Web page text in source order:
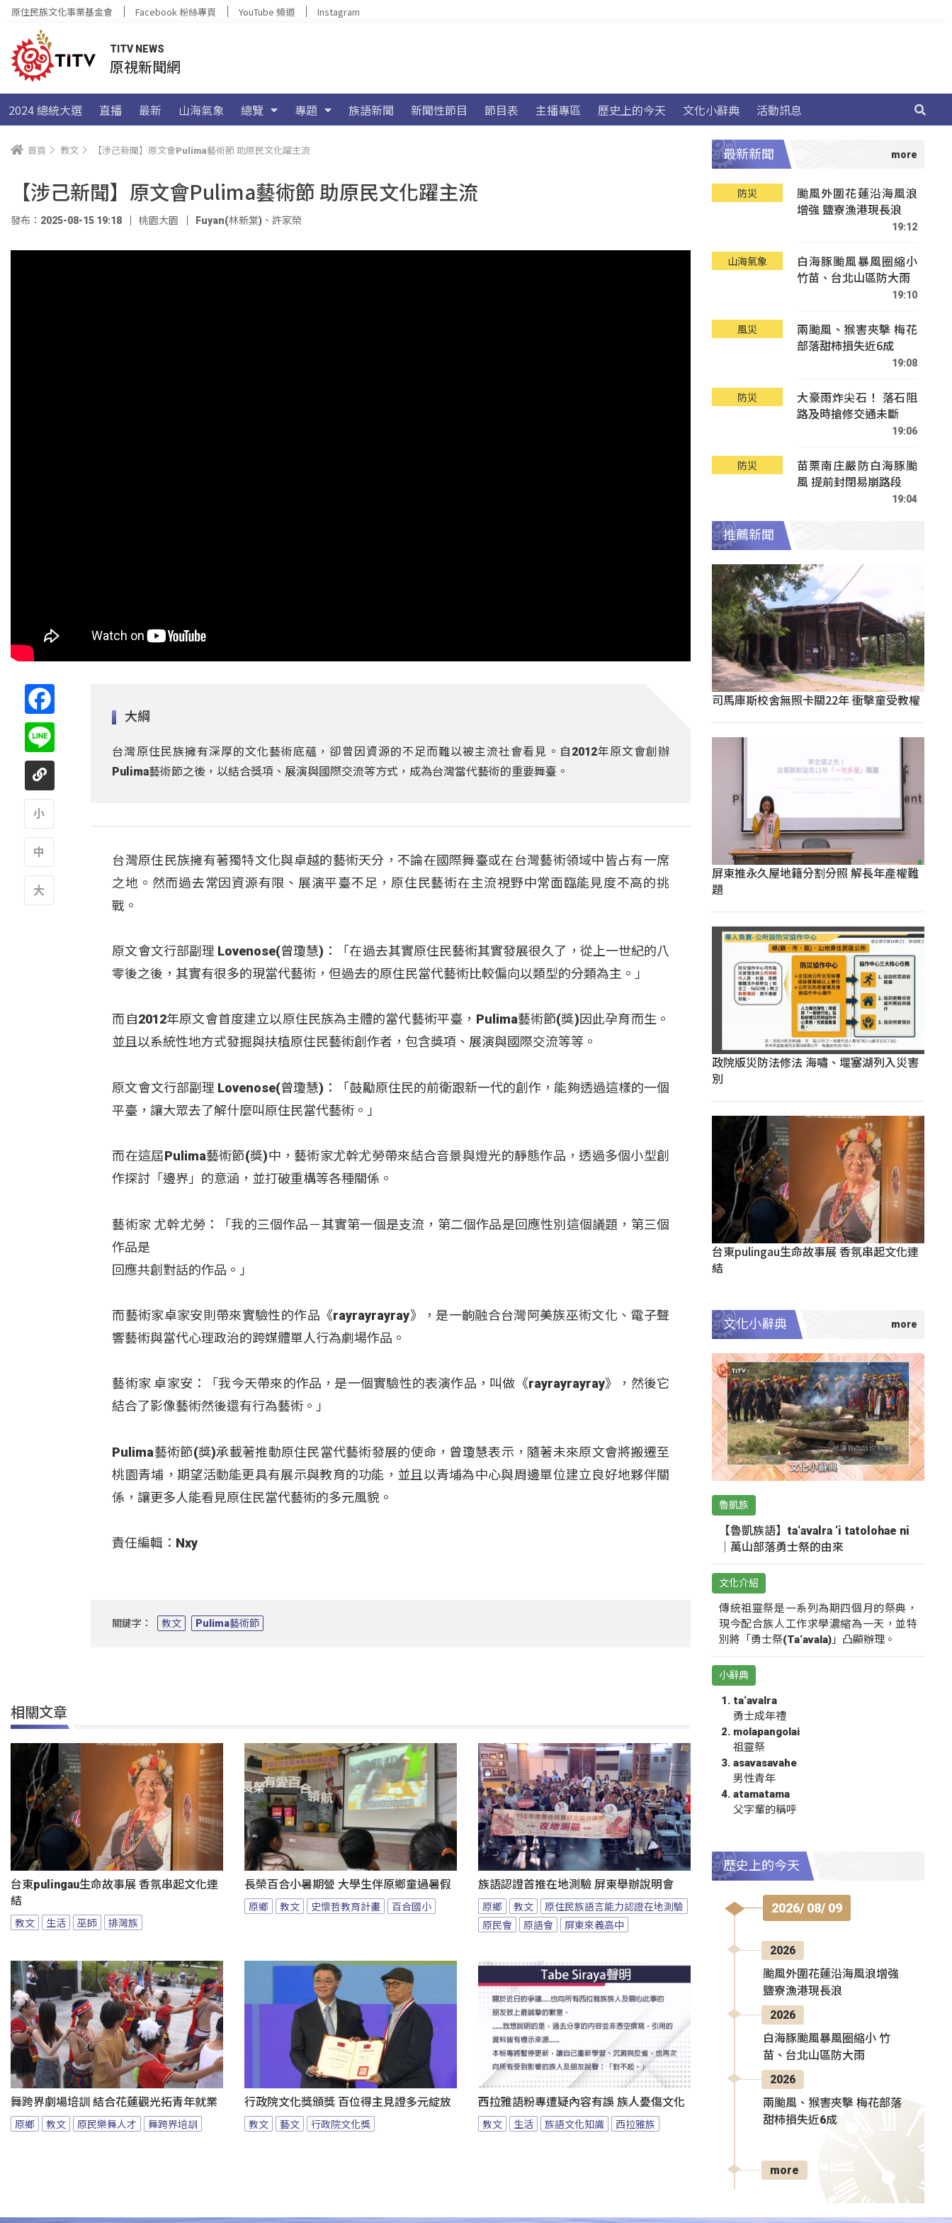
原住民族文化事業基金會 Facebook 粉絲專頁 YouTube 頻道 Instagram
TITV NEWS
原視新聞網
2024 總統大選 直播 最新 山海氣象 總覽 專題 族語新聞 新聞性節目 節目表 主播專區 歷史上的今天 文化小辭典 活動訊息
首頁 教文 【涉己新聞】原文會Pulima藝術節 助原民文化躍主流
【涉己新聞】原文會Pulima藝術節 助原民文化躍主流
發布：2025-08-15 19:18 桃園大園 Fuyan(林新棠) 、 許家榮
大綱
台灣原住民族擁有深厚的文化藝術底蘊，卻曾因資源的不足而難以被主流社會看見。自2012年原文會創辦
Pulima藝術節之後，以結合獎項、展演與國際交流等方式，成為台灣當代藝術的重要舞臺。
台灣原住民族擁有著獨特文化與卓越的藝術天分，不論在國際舞臺或在台灣藝術領域中皆占有一席
之地。然而過去常因資源有限、展演平臺不足，原住民藝術在主流視野中常面臨能見度不高的挑
戰。
原文會文行部副理 Lovenose(曾瓊慧)：「在過去其實原住民藝術其實發展很久了，從上一世紀的八
零後之後，其實有很多的現當代藝術，但過去的原住民當代藝術比較偏向以類型的分類為主。」
而自2012年原文會首度建立以原住民族為主體的當代藝術平臺，Pulima藝術節(獎)因此孕育而生。
並且以系統性地方式發掘與扶植原住民藝術創作者，包含獎項、展演與國際交流等等。
原文會文行部副理 Lovenose(曾瓊慧)：「鼓勵原住民的前衛跟新一代的創作，能夠透過這樣的一個
平臺，讓大眾去了解什麼叫原住民當代藝術。」
而在這屆Pulima藝術節(獎)中，藝術家尤幹尤勞帶來結合音景與燈光的靜態作品，透過多個小型創
作探討「邊界」的意涵，並打破重構等各種關係。
藝術家 尤幹尤勞：「我的三個作品－其實第一個是支流，第二個作品是回應性別這個議題，第三個
作品是
回應共創對話的作品。」
而藝術家卓家安則帶來實驗性的作品《rayrayrayray》，是一齣融合台灣阿美族巫術文化、電子聲
響藝術與當代心理政治的跨媒體單人行為劇場作品。
藝術家 卓家安：「我今天帶來的作品，是一個實驗性的表演作品，叫做《rayrayrayray》，然後它
結合了影像藝術然後還有行為藝術。」
Pulima藝術節(獎)承載著推動原住民當代藝術發展的使命，曾瓊慧表示，隨著未來原文會將搬遷至
桃園青埔，期望活動能更具有展示與教育的功能，並且以青埔為中心與周邊單位建立良好地夥伴關
係，讓更多人能看見原住民當代藝術的多元風貌。
責任編輯：Nxy
關鍵字： 教文 Pulima藝術節
相關文章
台東pulingau生命故事展 香氛串起文化連
結
教文 生活 巫師 排灣族
長榮百合小暑期營 大學生伴原鄉童過暑假
原鄉 教文 史懷哲教育計畫 百合國小
族語認證首推在地測驗 屏東舉辦說明會
原鄉 教文
原住民族語言能力認證在地測驗
原民會
原語會 屏東來義高中
舞跨界劇場培訓 結合花蓮觀光拓青年就業
原鄉 教文 原民樂舞人才 舞跨界培訓
行政院文化獎頒獎 百位得主見證多元綻放
教文 藝文 行政院文化獎
西拉雅語粉專遭疑內容有誤 族人憂傷文化
教文 生活 族語文化知識 西拉雅族
最新新聞
防災
颱風外圍花蓮沿海風浪
增強 鹽寮漁港現長浪
19:12
山海氣象
白海豚颱風暴風圈縮小
竹苗、台北山區防大雨
19:10
風災
兩颱風、猴害夾擊 梅花
部落甜柿損失近6成
19:08
防災
大豪雨炸尖石！ 落石阻
路及時搶修交通未斷
19:06
防災
苗栗南庄嚴防白海豚颱
風 提前封閉易崩路段
19:04
推薦新聞
司馬庫斯校舍無照卡關22年 衝擊童受教權
屏東推永久屋地籍分割分照 解長年產權難
題
政院版災防法修法 海嘯、堰塞湖列入災害
別
台東pulingau生命故事展 香氛串起文化連
結
文化小辭典
魯凱族
【魯凱族語】ta‘avalra ‘i tatolohae ni
｜萬山部落勇士祭的由來
文化介紹
傳統祖靈祭是一系列為期四個月的祭典，
現今配合族人工作求學濃縮為一天，並特
別將「勇士祭(Ta‘avala)」凸顯辦理。
小辭典
ta‘avalra
勇士成年禮
molapangolai
祖靈祭
asavasavahe
男性青年
atamatama
父字輩的稱呼
歷史上的今天
2026/ 08/ 09
2026
颱風外圍花蓮沿海風浪增強
鹽寮漁港現長浪
2026
白海豚颱風暴風圈縮小 竹
苗、台北山區防大雨
2026
兩颱風、猴害夾擊 梅花部落
甜柿損失近6成
more